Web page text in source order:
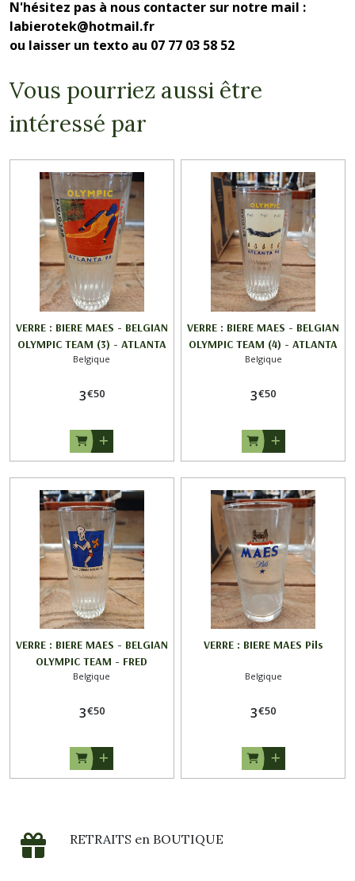
N'hésitez pas à nous contacter sur notre mail :
labierotek@hotmail.fr
ou laisser un texto au 07 77 03 58 52
Vous pourriez aussi être
intéressé par
VERRE : BIERE MAES - BELGIAN
OLYMPIC TEAM (3) - ATLANTA
96
Belgique
3€50
VERRE : BIERE MAES - BELGIAN
OLYMPIC TEAM (4) - ATLANTA
96
Belgique
3€50
VERRE : BIERE MAES - BELGIAN
OLYMPIC TEAM - FRED
DEBURGHGRAEVE
Belgique
3€50
VERRE : BIERE MAES Pils
Belgique
3€50
RETRAITS en BOUTIQUE